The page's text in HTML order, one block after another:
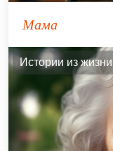
Мама
Истории из жизни